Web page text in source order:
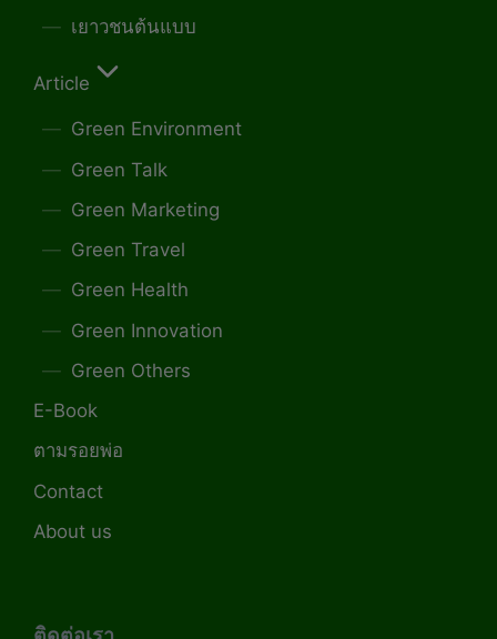
เยาวชนต้นแบบ
Article
Green Environment
Green Talk
Green Marketing
Green Travel
Green Health
Green Innovation
Green Others
E-Book
ตามรอยพ่อ
Contact
About us